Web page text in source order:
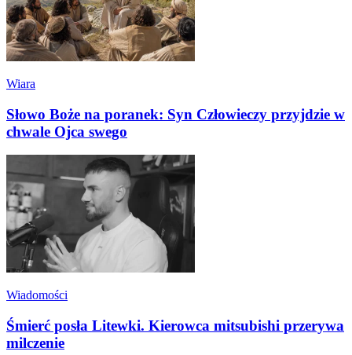
Wiara
Słowo Boże na poranek: Syn Człowieczy przyjdzie w
chwale Ojca swego
Wiadomości
Śmierć posła Litewki. Kierowca mitsubishi przerywa
milczenie